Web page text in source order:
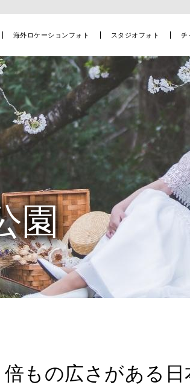
海外ロケーションフォト スタジオフォト チ
園
もの広さがある日